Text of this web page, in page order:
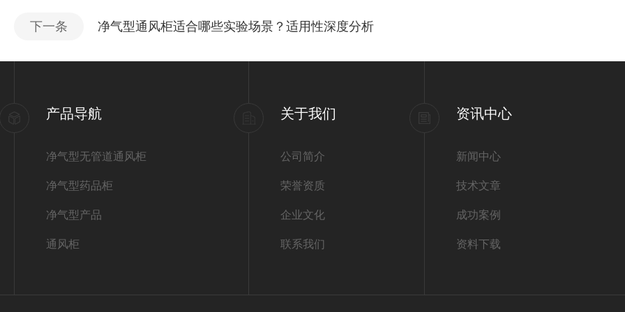
下一条 净气型通风柜适合哪些实验场景？适用性深度分析
产品导航
净气型无管道通风柜
净气型药品柜
净气型产品
通风柜
关于我们
公司简介
荣誉资质
企业文化
联系我们
资讯中心
新闻中心
技术文章
成功案例
资料下载